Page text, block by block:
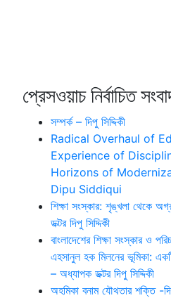
প্রেসওয়াচ নির্বাচিত
সম্পর্ক – দিপু সিদ্দিকী
Radical Overhaul of
Experience of
Horizons of
Dipu Siddiqui
শিক্ষা সংস্কার: শৃঙ্খলা থেকে
ডক্টর দিপু সিদ্দিকী
বাংলাদেশের শিক্ষা সংস্কার ও
এহসানুল হক মিলনের ভূমিকা: একটি
– অধ্যাপক ডক্টর দিপু সিদ্দিকী
অহমিকা বনাম যৌথতার শক্তি -